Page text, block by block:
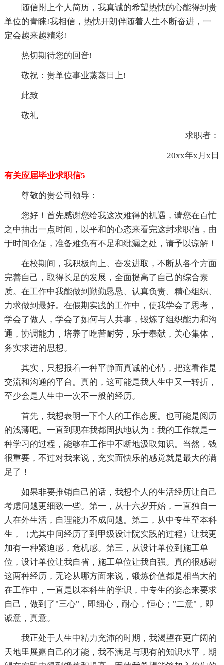
随信附上个人简历，我真诚的希望热忱的心能得到贵
单位的青睐!我相信，热忱开朗伴随着人生不断奋进，一
定会越来越精彩!
热切期待您的回音!
敬祝：贵单位事业蒸蒸日上!
此致
敬礼
求职者：
20xx年x月x日
有关应届毕业求职信5
尊敬的贵公司领导：
您好！首先感谢您给我这次难得的机遇，请您在百忙
之中抽出一点时间，以平和的心态来看完这封求职信，由
于时间仓促，准备难免有不足和纰漏之处，请予以谅解！
在校期间，我积极向上、奋发进取，不断从各个方面
完善自己，取得长足的发展，全面提高了自己的综合素
质。在工作中我能做到勤勤恳恳、认真负责、精心组织、
力求做到最好。在假期实践的工作中，使我学会了思考，
学会了做人，学会了如何与人共事，锻炼了组织能力和沟
通，协调能力，培养了吃苦耐劳，乐于奉献，关心集体，
务实求进的思想。
其实，只想报着一种平静而真诚的心情，把这看作是
交流和沟通的平台。真的，这可能是我人生中又一转折，
至少会是人生中一次不一般的经历。
首先，我想表明一下个人的工作态度。也可能是阅历
的浅薄吧。一直到现在我都固执地认为：我的工作就是一
种学习的过程，能够在工作中不断地汲取知识。当然，钱
很重要，不过对我来说，充实而快乐的感觉就是最大的满
足了！
如果非要推销自己的话，我想个人的生活经历让自己
考虑问题更细致一些。第一，从十六岁开始，一直独自一
人在外生活，自理能力不成问题。第二，从中专生至本科
生，（尤其中间经历了到甲级设计院实践的过程）让我更
加有一种紧迫感，危机感。第三，从设计单位到施工单
位，设计单位让我自省，施工单位让我自强。真的很感谢
这两种经历，无论从哪方面来说，锻炼价值都是相当大的
在工作中，一直是以本科生的学识，中专生的姿态来要求
自己，做到了"三心"，即细心，耐心，恒心；"二意"，即
诚意，真意。
我正处于人生中精力充沛的时期，我渴望在更广阔的
天地里展露自己的才能，我不满足与现有的知识水平，期